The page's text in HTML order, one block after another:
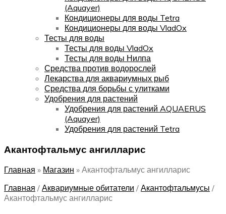
(Aquayer)
Кондиционеры для воды Tetra
Кондиционеры для воды VladOx
Тесты для воды
Тесты для воды VladOx
Тесты для воды Нилпа
Средства против водорослей
Лекарства для аквариумных рыб
Средства для борьбы с улитками
Удобрения для растений
Удобрения для растений AQUAERUS
(Aquayer)
Удобрения для растений Tetra
Акантофтальмус ангилларис
Главная » Магазин » Акантофтальмус ангилларис
Главная / Аквариумные обитатели / Акантофтальмусы /
Акантофтальмус ангилларис